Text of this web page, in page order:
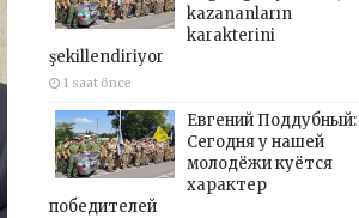
kazananların
karakterini
şekillendiriyor
1 saat önce
Евгений Поддубный:
Сегодня у нашей
молодёжи куётся
характер
победителей